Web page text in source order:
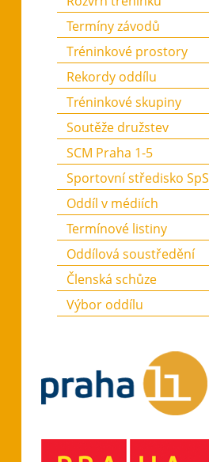
Termíny závodů
Tréninkové prostory
Rekordy oddílu
Tréninkové skupiny
Soutěže družstev
SCM Praha 1-5
Sportovní středisko SpS
Oddíl v médiích
Termínové listiny
Oddílová soustředění
Členská schůze
Výbor oddílu